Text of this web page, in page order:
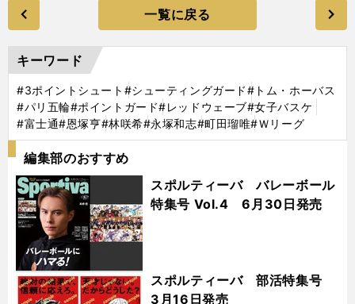
一覧に戻る
キーワード
#3ポイントシュート #シューティングガード#トム・ホーバス
#パリ五輪#ポイントガード#レッドウェーブ#女子バスケ
#富士通#恩塚亨#林咲希#永塚和志#町田瑠唯#Ｗリーグ
編集部のおすすめ
スポルティーバ バレーボール
特集号 Vol.4 6月30日発売
スポルティーバ 部活特集号
3月16日発売